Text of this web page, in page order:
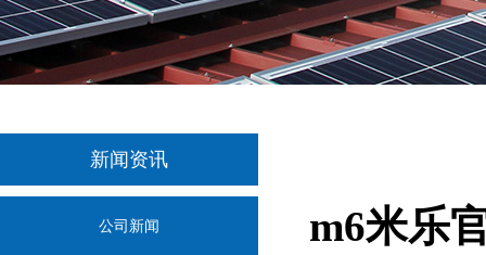
新闻资讯
公司新闻 m6米乐